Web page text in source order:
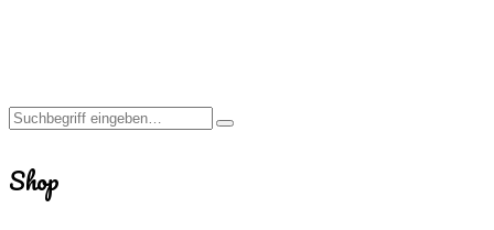
Shop